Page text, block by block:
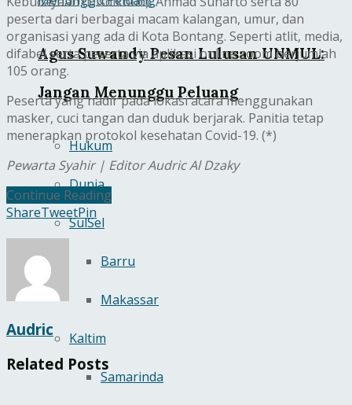
Agus Suwandy Pesan Lulusan UNMUL:
Jangan Menunggu Peluang
Hukum
Dunia
SulSel
Barru
Makassar
Kaltim
Samarinda
peserta dari berbagai macam kalangan, umur, dan
organisasi yang ada di Kota Bontang. Seperti atlit, media,
difabel serta peserta via aplikasi online zoom berjumlah
105 orang.
Peserta yang hadir pada lokasi acara menggunakan
masker, cuci tangan dan duduk berjarak. Panitia tetap
menerapkan protokol kesehatan Covid-19. (*)
Pewarta Syahir | Editor Audric Al Dzaky
Continue Reading
ShareTweetPin
Audric
Related Posts